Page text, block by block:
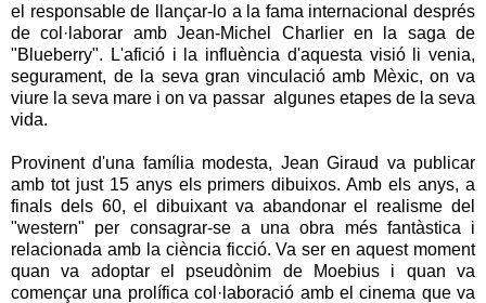
el responsable de llançar-lo a la fama internacional després
de col·laborar amb Jean-Michel Charlier en la saga de
"Blueberry". L'afició i la influència d'aquesta visió li venia,
segurament, de la seva gran vinculació amb Mèxic, on va
viure la seva mare i on va passar algunes etapes de la seva
vida.
Provinent d'una família modesta, Jean Giraud va publicar
amb tot just 15 anys els primers dibuixos. Amb els anys, a
finals dels 60, el dibuixant va abandonar el realisme del
"western" per consagrar-se a una obra més fantàstica i
relacionada amb la ciència ficció. Va ser en aquest moment
quan va adoptar el pseudònim de Moebius i quan va
començar una prolífica col·laboració amb el cinema que va